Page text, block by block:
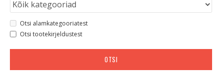
Otsi alamkategooriatest
Otsi tootekirjeldustest
OTSI